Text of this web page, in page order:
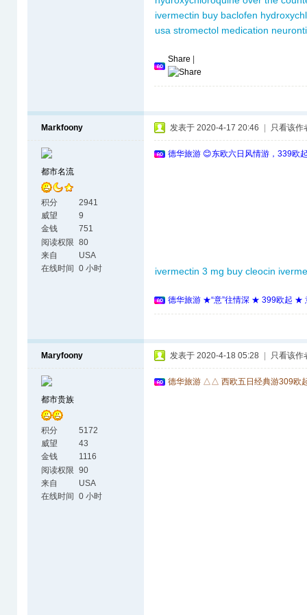
ivermectin buy baclofen
usa stromectol medication
Share
Markfoony
都市名流
积分
2941
威望
9
金钱
751
阅读权限 80
来自
USA
在线时间
0 小时
发表于 2020-4-17 20:46 只看该作
德华旅游 😊东欧六日风情游，339欧
ivermectin 3 mg buy cleocin
德华旅游 ★“意”往情深 ★ 399欧起 ★
Maryfoony
都市贵族
积分
5172
威望
43
金钱
1116
阅读权限 90
来自
USA
在线时间
0 小时
发表于 2020-4-18 05:28 只看该作
德华旅游 △△ 西欧五日经典游309欧